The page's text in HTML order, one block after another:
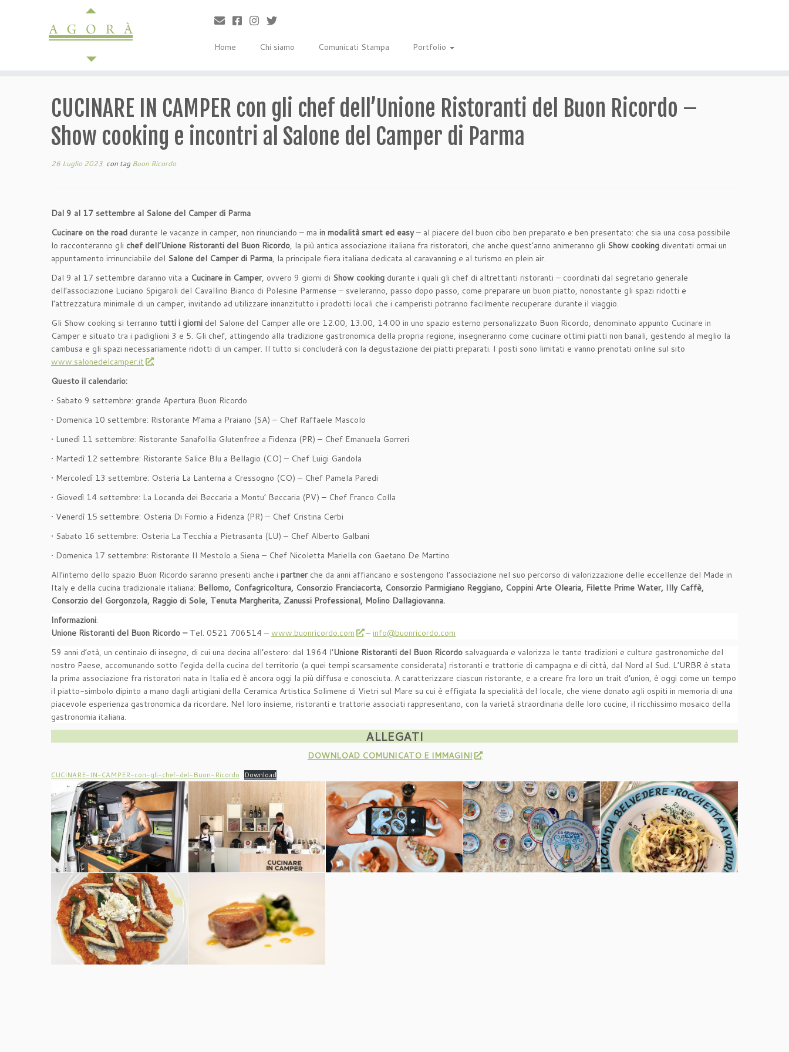
Home
Chi siamo Comunicati Stampa Portfolio
CUCINARE IN CAMPER con gli chef dell’Unione Ristoranti del Buon Ricordo –
Show cooking e incontri al Salone del Camper di Parma
26 Luglio 2023 con tagBuon Ricordo
Dal 9 al 17 settembre al Salone del Camper di Parma
Cucinare on the road durante le vacanze in camper, non rinunciando – ma in modalità smart ed easy– al piacere del buon cibo ben preparato e ben presentato: che sia una cosa possibile
lo racconteranno gli chef dell’Unione Ristoranti del Buon Ricordo, la più antica associazione italiana fra ristoratori, che anche quest’anno animeranno gli Show cooking diventati ormai un
appuntamento irrinunciabile del Salone del Camper di Parma, la principale fiera italiana dedicata al caravanning e al turismo en plein air.
Dal 9 al 17 settembre daranno vita a Cucinare in Camper, ovvero 9 giorni di Show cooking durante i quali gli chef di altrettanti ristoranti – coordinati dal segretario generale
dell’associazione Luciano Spigaroli del Cavallino Bianco di Polesine Parmense – sveleranno, passo dopo passo, come preparare un buon piatto, nonostante gli spazi ridotti e
l’attrezzatura minimale di un camper, invitando ad utilizzare innanzitutto i prodotti locali che i camperisti potranno facilmente recuperare durante il viaggio.
Gli Show cooking si terranno tutti i giorni del Salone del Camper alle ore 12.00, 13.00, 14.00 in uno spazio esterno personalizzato Buon Ricordo, denominato appunto Cucinare in
Camper e situato tra i padiglioni 3 e 5. Gli chef, attingendo alla tradizione gastronomica della propria regione, insegneranno come cucinare ottimi piatti non banali, gestendo al meglio la
cambusa e gli spazi necessariamente ridotti di un camper. Il tutto si concluderà con la degustazione dei piatti preparati. I posti sono limitati e vanno prenotati online sul sito
www.salonedelcamper.it
.
Questo il calendario:
• Sabato 9 settembre: grande Apertura Buon Ricordo
• Domenica 10 settembre: Ristorante M’ama a Praiano (SA) – Chef Raffaele Mascolo
• Lunedì 11 settembre: Ristorante Sanafollia Glutenfree a Fidenza (PR) – Chef Emanuela Gorreri
• Martedì 12 settembre: Ristorante Salice Blu a Bellagio (CO) – Chef Luigi Gandola
• Mercoledì 13 settembre: Osteria La Lanterna a Cressogno (CO) – Chef Pamela Paredi
• Giovedì 14 settembre: La Locanda dei Beccaria a Montu’ Beccaria (PV) – Chef Franco Colla
• Venerdì 15 settembre: Osteria Di Fornio a Fidenza (PR) – Chef Cristina Cerbi
• Sabato 16 settembre: Osteria La Tecchia a Pietrasanta (LU) – Chef Alberto Galbani
• Domenica 17 settembre: Ristorante Il Mestolo a Siena – Chef Nicoletta Mariella con Gaetano De Martino
All’interno dello spazio Buon Ricordo saranno presenti anche i partnerche da anni affiancano e sostengono l’associazione nel suo percorso di valorizzazione delle eccellenze del Made in
Italy e della cucina tradizionale italiana: Bellomo, Confagricoltura, Consorzio Franciacorta, Consorzio Parmigiano Reggiano, Coppini Arte Olearia, Filette Prime Water, Illy Caffè,
Consorzio del Gorgonzola, Raggio di Sole, Tenuta Margherita, Zanussi Professional, Molino Dallagiovanna.
Informazioni:
Unione Ristoranti del Buon Ricordo – Tel. 0521 706514 – www.buonricordo.com – info@buonricordo.com
59 anni d’età, un centinaio di insegne, di cui una decina all’estero: dal 1964 l’Unione Ristoranti del Buon Ricordo salvaguarda e valorizza le tante tradizioni e culture gastronomiche del
nostro Paese, accomunando sotto l’egida della cucina del territorio (a quei tempi scarsamente considerata) ristoranti e trattorie di campagna e di città, dal Nord al Sud. L’URBR è stata
la prima associazione fra ristoratori nata in Italia ed è ancora oggi la più diffusa e conosciuta. A caratterizzare ciascun ristorante, e a creare fra loro un trait d’union, è oggi come un tempo
il piatto-simbolo dipinto a mano dagli artigiani della Ceramica Artistica Solimene di Vietri sul Mare su cui è effigiata la specialità del locale, che viene donato agli ospiti in memoria di una
piacevole esperienza gastronomica da ricordare. Nel loro insieme, ristoranti e trattorie associati rappresentano, con la varietà straordinaria delle loro cucine, il ricchissimo mosaico della
gastronomia italiana.
ALLEGATI
DOWNLOAD COMUNICATO E IMMAGINI
CUCINARE-IN-CAMPER-con-gli-chef-del-Buon-Ricordo Download